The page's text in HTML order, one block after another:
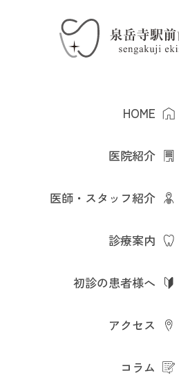
HOME
医院紹介
医師・スタッフ紹介
診療案内
初診の患者様へ
アクセス
コラム